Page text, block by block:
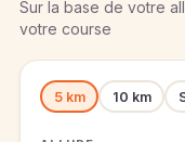
Sur la base de votre
votre course
5 km 10 km